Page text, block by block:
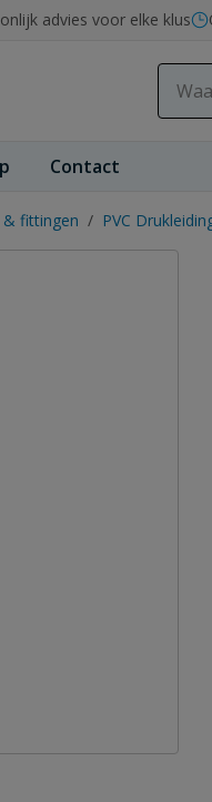
advies voor elke klus
Contact
& fittingen / PVC